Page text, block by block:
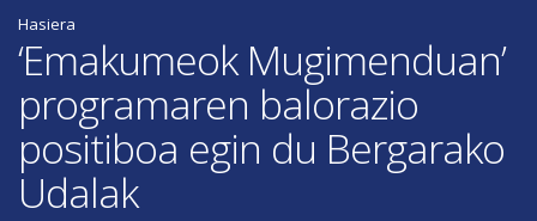
Hasiera
‘Emakumeok Mugimenduan’
programaren balorazio
positiboa egin du Bergarako
Udalak